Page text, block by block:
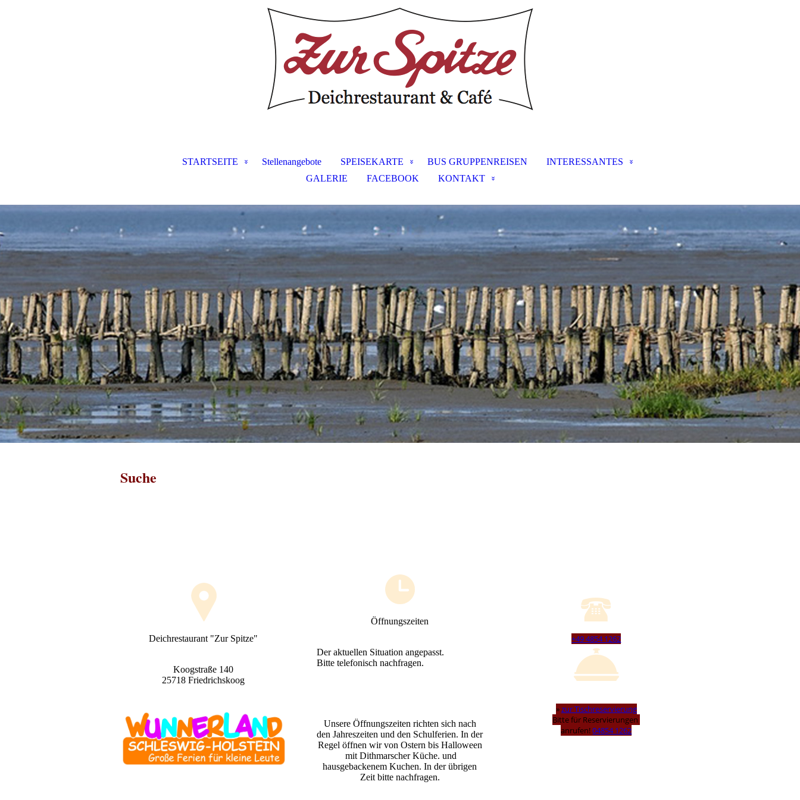
STARTSEITE Stellenangebote SPEISEKARTE BUS GRUPPENREISEN
INTERESSANTES
GALERIE
FACEBOOK KONTAKT
Suche
Deichrestaurant "Zur Spitze"
Koogstraße 140
25718 Friedrichskoog
Öffnungszeiten
Der aktuellen Situation angepasst.
Bitte telefonisch nachfragen.
Unsere Öffnungszeiten richten sich nach
den Jahreszeiten und den Schulferien. In der
Regel öffnen wir von Ostern bis Halloween
mit Dithmarscher Küche. und
hausgebackenem Kuchen. In der übrigen
Zeit bitte nachfragen.
+49 4854 1262
»zur Tischreservierung
Bitte für Reservierungen
anrufen!04854 1262